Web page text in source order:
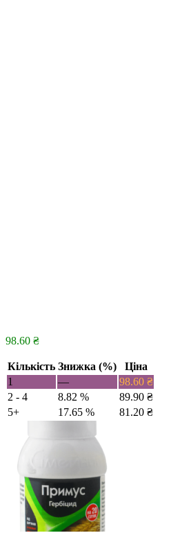
98.60 ₴
Кількість Знижка (%)
Ціна
1
— 98.60 ₴
2 - 4
8.82 % 89.90 ₴
5+
17.65 % 81.20 ₴